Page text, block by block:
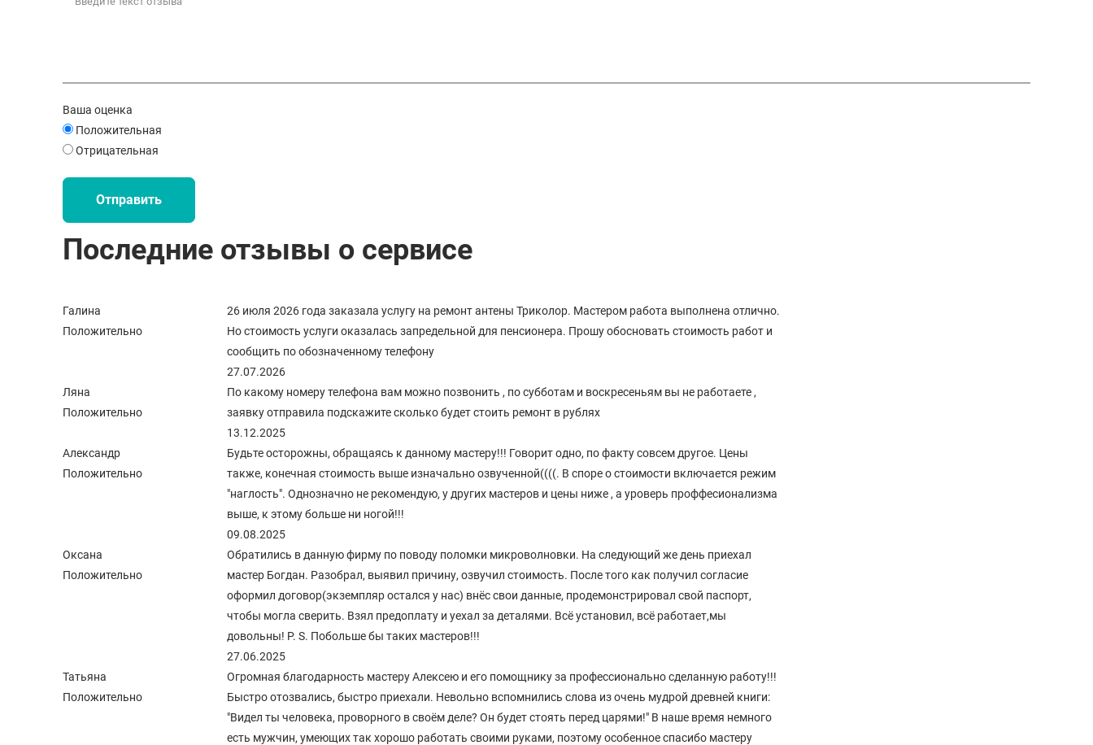
Ваша оценка
Положительная
Отрицательная
Отправить
Последние отзывы о сервисе
Галина
Положительно
26 июля 2026 года заказала услугу на ремонт антены Триколор. Мастером работа выполнена отлично.
Но стоимость услуги оказалась запредельной для пенсионера. Прошу обосновать стоимость работ и
сообщить по обозначенному телефону
27.07.2026
Ляна
Положительно
По какому номеру телефона вам можно позвонить , по субботам и воскресеньям вы не работаете ,
заявку отправила подскажите сколько будет стоить ремонт в рублях
13.12.2025
Александр
Положительно
Будьте осторожны, обращаясь к данному мастеру!!! Говорит одно, по факту совсем другое. Цены
также, конечная стоимость выше изначально озвученной((((. В споре о стоимости включается режим
"наглость". Однозначно не рекомендую, у других мастеров и цены ниже , а уроверь проффесионализма
выше, к этому больше ни ногой!!!
09.08.2025
Оксана
Положительно
Обратились в данную фирму по поводу поломки микроволновки. На следующий же день приехал
мастер Богдан. Разобрал, выявил причину, озвучил стоимость. После того как получил согласие
оформил договор(экземпляр остался у нас) внёс свои данные, продемонстрировал свой паспорт,
чтобы могла сверить. Взял предоплату и уехал за деталями. Всё установил, всё работает,мы
довольны! P. S. Побольше бы таких мастеров!!!
27.06.2025
Татьяна
Положительно
Огромная благодарность мастеру Алексею и его помощнику за профессионально сделанную работу!!!
Быстро отозвались, быстро приехали. Невольно вспомнились слова из очень мудрой древней книги:
"Видел ты человека, проворного в своём деле? Он будет стоять перед царями!" В наше время немного
есть мужчин, умеющих так хорошо работать своими руками, поэтому особенное спасибо мастеру